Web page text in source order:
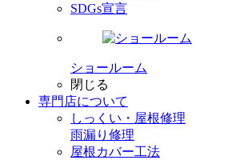
SDGs宣言
ショールーム
閉じる
専門店について
しっくい・屋根修理
雨漏り修理
屋根カバー工法